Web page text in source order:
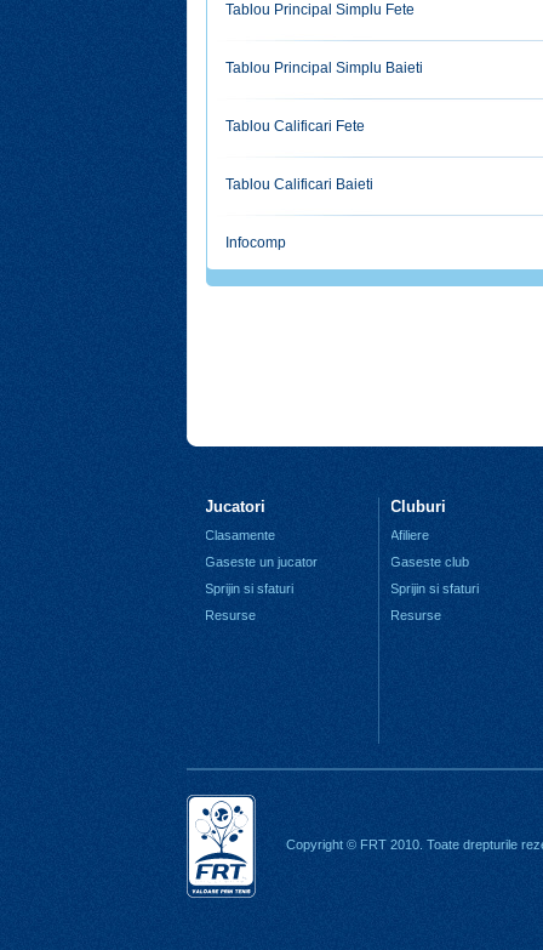
Tablou Principal Simplu Fete
Tablou Principal Simplu Baieti
Tablou Calificari Fete
Tablou Calificari Baieti
Infocomp
Jucatori
Clasamente
Gaseste un jucator
Sprijin si sfaturi
Resurse
Cluburi
Afiliere
Gaseste club
Sprijin si sfaturi
Resurse
Copyright © FRT 2010. Toate drepturile